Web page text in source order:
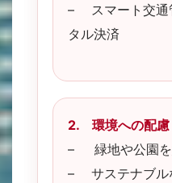
– スマート交通
タル決済
2. 環境への配慮
– 緑地や公園を
– サステナブル